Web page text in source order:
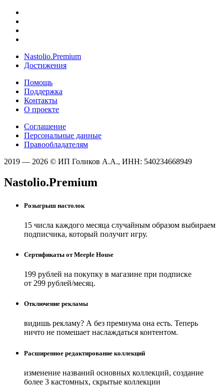
Nastolio.Premium
Достижения
Помощь
Поддержка
Контакты
О проекте
Соглашение
Персональные данные
Правообладателям
2019 — 2026 © ИП Голиков А.А., ИНН: 540234668949
Nastolio.Premium
Розыгрыш настолок
15 числа каждого месяца случайным образом выбираем
подписчика, который получит игру.
Сертификаты от Meeple House
199 рублей на покупку в магазине при подписке
от 299 рублей/месяц.
Отключение рекламы
видишь рекламу? А без премиума она есть. Теперь
ничто не помешает наслаждаться контентом.
Расширенное редактирование коллекций
изменение названий основных коллекций, создание
более 3 кастомных, скрытые коллекции